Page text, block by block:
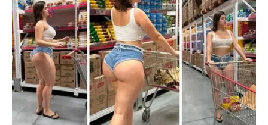
Ono što se danas dogodi možda neće odmah izgledati
posebno, ali će se kasnije pokazati kao jedan od važnijih
trenutaka ovog perioda.
Moguća je vijest, susret, poruka ili odluka koja pokreće
niz događaja koji će vas odvesti mnogo dalje nego što
trenutno možete zamisliti. Najvažnije je da ne ignorišete
prilike koje vam dolaze jer među njima postoji jedna koja